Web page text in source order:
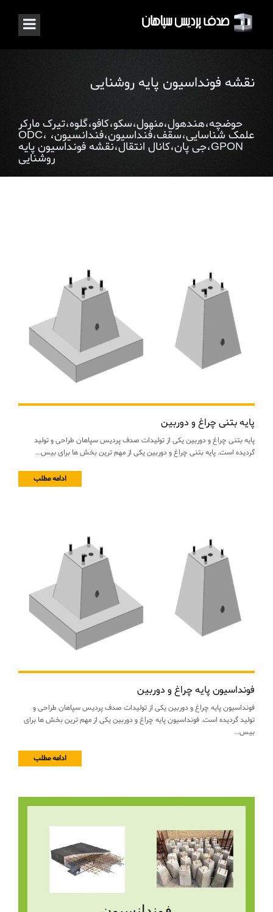
نقشه فونداسیون پایه روشنایی
حوضچه،هندهول،منهول،سکو،کافو،گلوه،تیرک مارکر
علمک شناسایی،سقف،فنداسیون،فندانسیون، ODC،
GPON،جی پان،کانال انتقال،نقشه فونداسیون پایه
روشنایی
پایه بتنی چراغ و دوربین
پایه بتنی چراغ و دوربین یکی از تولیدات صدف پردیس سپاهان طراحی و تولید
گردیده است. پایه بتنی چراغ و دوربین یکی از مهم ترین بخش ها برای بیس...
ادامه مطلب
فونداسیون پایه چراغ و دوربین
فونداسیون پایه چراغ و دوربین یکی از تولیدات صدف پردیس سپاهان طراحی و
تولید گردیده است. فونداسیون پایه چراغ و دوربین یکی از مهم ترین بخش ها برای
بیس...
ادامه مطلب